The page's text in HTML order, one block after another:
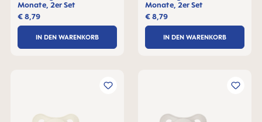
Monate, 2er Set
€ 8,79
IN DEN WARENKORB
Monate, 2er Set
€ 8,79
IN DEN WARENKORB